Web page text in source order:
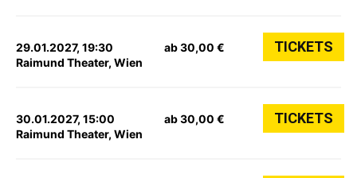
29.01.2027, 19:30
Raimund Theater, Wien
ab 30,00 € TICKETS
30.01.2027, 15:00
Raimund Theater, Wien
ab 30,00 € TICKETS